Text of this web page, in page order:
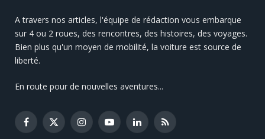
A travers nos articles, l'équipe de rédaction vous embarque
sur 4 ou 2 roues, des rencontres, des histoires, des voyages.
Bien plus qu'un moyen de mobilité, la voiture est source de
liberté.
En route pour de nouvelles aventures...
Facebook
X
InstagramYouTubeLinkedInRSS